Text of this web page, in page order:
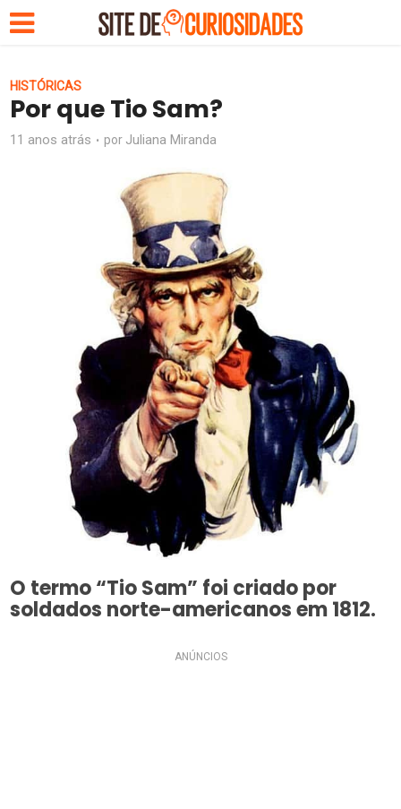
HISTÓRICAS
Por que Tio Sam?
11 anos atrás por Juliana Miranda
O termo “Tio Sam” foi criado por
soldados norte-americanos em 1812.
ANÚNCIOS